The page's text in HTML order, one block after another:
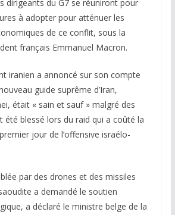
dirigeants du G7 se réuniront pour
à adopter pour atténuer les
de ce conflit, sous la
français Emmanuel Macron.
iranien a annoncé sur son compte
guide suprême d’Iran,
était « sain et sauf » malgré des
été blessé lors du raid qui a coûté la
jour de l’offensive israélo-
par des drones et des missiles
a demandé le soutien
a déclaré le ministre belge de la